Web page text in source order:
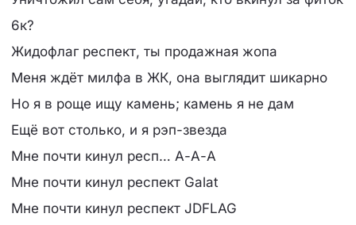
6к?
Жидофлаг респект, ты продажная жопа
Меня ждёт милфа в ЖК, она выглядит шикарно
Но я в роще ищу камень; камень я не дам
Ещё вот столько, и я рэп-звезда
Мне почти кинул респ… А-А-А
Мне почти кинул респект Galat
Мне почти кинул респект JDFLAG